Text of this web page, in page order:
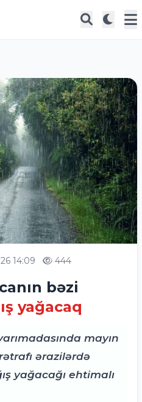
14:09 444
bəzi
yağacaq
mayın
ərazilərdə
yağacağı ehtimalı